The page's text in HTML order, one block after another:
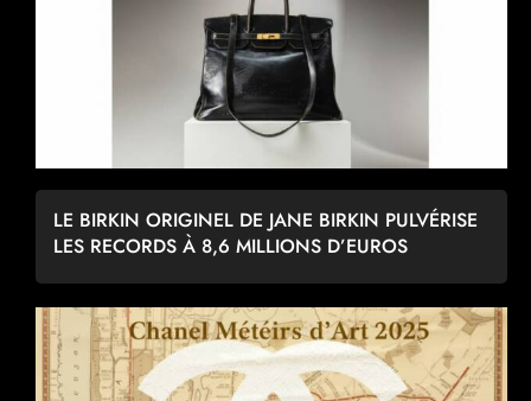
LE BIRKIN ORIGINEL DE JANE BIRKIN PULVÉRISE
LES RECORDS À 8,6 MILLIONS D’EUROS